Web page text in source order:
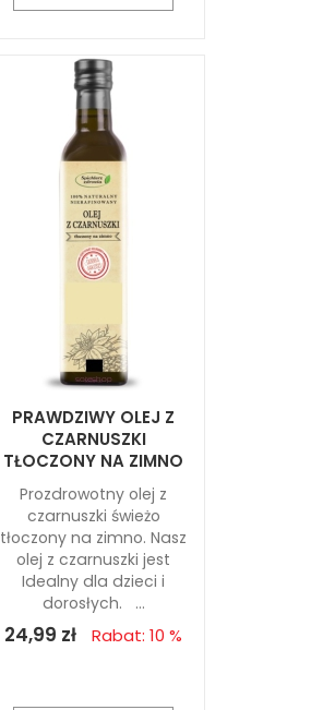
PRAWDZIWY OLEJ Z
CZARNUSZKI
TŁOCZONY NA ZIMNO
Prozdrowotny olej z
czarnuszki świeżo
tłoczony na zimno. Nasz
olej z czarnuszki jest
Idealny dla dzieci i
dorosłych. ...
24,99 zł Rabat: 10 %